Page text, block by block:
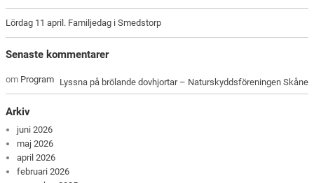
Lördag 11 april. Familjedag i Smedstorp
Senaste kommentarer
Lyssna på brölande dovhjortar – Naturskyddsföreningen Skåne
om Program
Arkiv
juni 2026
maj 2026
april 2026
februari 2026